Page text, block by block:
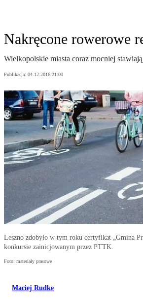
Nakręcone rowerowe
Wielkopolskie miasta coraz mocniej
Publikacja: 04.12.2016 21:00
Leszno zdobyło w tym roku certyfikat „Gmina
konkursie zainicjowanym przez PTTK.
Foto: materiały prasowe
Maciej Rudke